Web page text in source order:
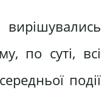
по суті, всі
події